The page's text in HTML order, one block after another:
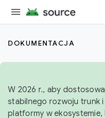
DOKUMENTACJA
W 2026 r., aby
stabilnego rozwoju trunk
platformy w